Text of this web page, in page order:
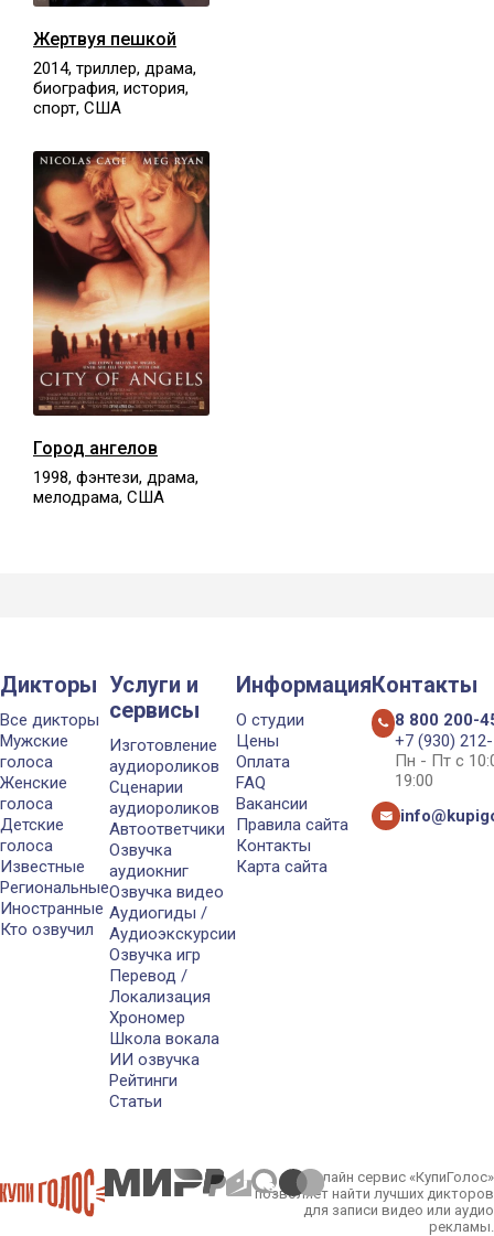
Жертвуя пешкой
2014, триллер, драма,
биография, история,
спорт, США
Город ангелов
1998, фэнтези, драма,
мелодрама, США
Дикторы
Все дикторы
Мужские
голоса
Женские
голоса
Детские
голоса
Известные
Региональные
Иностранные
Кто озвучил
Услуги и
сервисы
Изготовление
аудиороликов
Сценарии
аудиороликов
Автоответчики
Озвучка
аудиокниг
Озвучка видео
Аудиогиды /
Аудиоэкскурсии
Озвучка игр
Перевод /
Локализация
Хрономер
Школа вокала
ИИ озвучка
Рейтинги
Статьи
Информация
О студии
Цены
Оплата
FAQ
Вакансии
Правила сайта
Контакты
Карта сайта
Контакты
8 800 200-
+7 (930)
Пн - Пт с
19:00
Онлайн сервис «КупиГолос»
позволяет найти лучших дикторов
для записи видео или аудио
рекламы.